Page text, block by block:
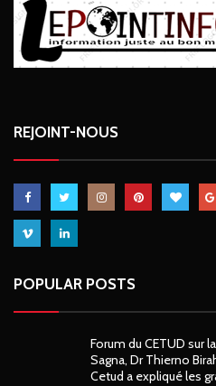
REJOINT-NOUS
POPULAR POSTS
Forum du CETUD sur
Sagna, Dr Thierno
Cetud a expliqué les